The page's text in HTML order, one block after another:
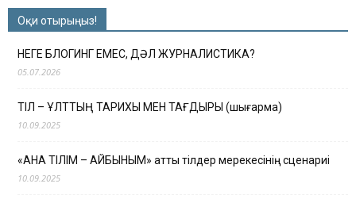
Оқи отырыңыз!
НЕГЕ БЛОГИНГ ЕМЕС, ДӘЛ ЖУРНАЛИСТИКА?
05.07.2026
ТІЛ – ҰЛТТЫҢ ТАРИХЫ МЕН ТАҒДЫРЫ (шығарма)
10.09.2025
«АНА ТІЛІМ – АЙБЫНЫМ» атты тілдер мерекесінің сценариі
10.09.2025